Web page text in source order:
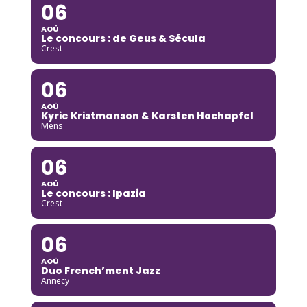
06
AOÛ
Le concours : de Geus & Sécula
Crest
06
AOÛ
Kyrie Kristmanson & Karsten Hochapfel
Mens
06
AOÛ
Le concours : Ipazia
Crest
06
AOÛ
Duo French’ment Jazz
Annecy